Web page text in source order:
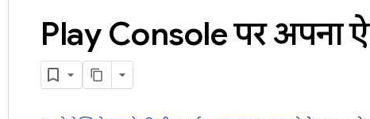
Play Console पर अपना